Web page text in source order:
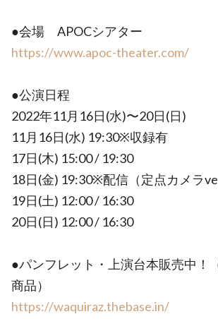
●会場 APOCシアター
https://www.apoc-theater.com/
●公演日程
2022年11月16日(水)〜20日(日)
11月16日(水) 19:30※収録有
17日(木) 15:00 / 19:30
18日(金) 19:30※配信（定点カメラ
19日(土) 12:00 / 16:30
20日(日) 12:00 / 16:30
●パンフレット・上演台本販売中！
商品）
https://waquiraz.thebase.in/